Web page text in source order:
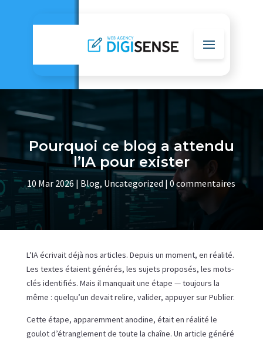
Pourquoi ce blog a attendu
l’IA pour exister
10 Mar 2026 | Blog, Uncategorized |0 commentaires
L’IA écrivait déjà nos articles. Depuis un moment, en réalité.
Les textes étaient générés, les sujets proposés, les mots-
clés identifiés. Mais il manquait une étape — toujours la
même : quelqu’un devait relire, valider, appuyer sur Publier.
Cette étape, apparemment anodine, était en réalité le
goulot d’étranglement de toute la chaîne. Un article généré